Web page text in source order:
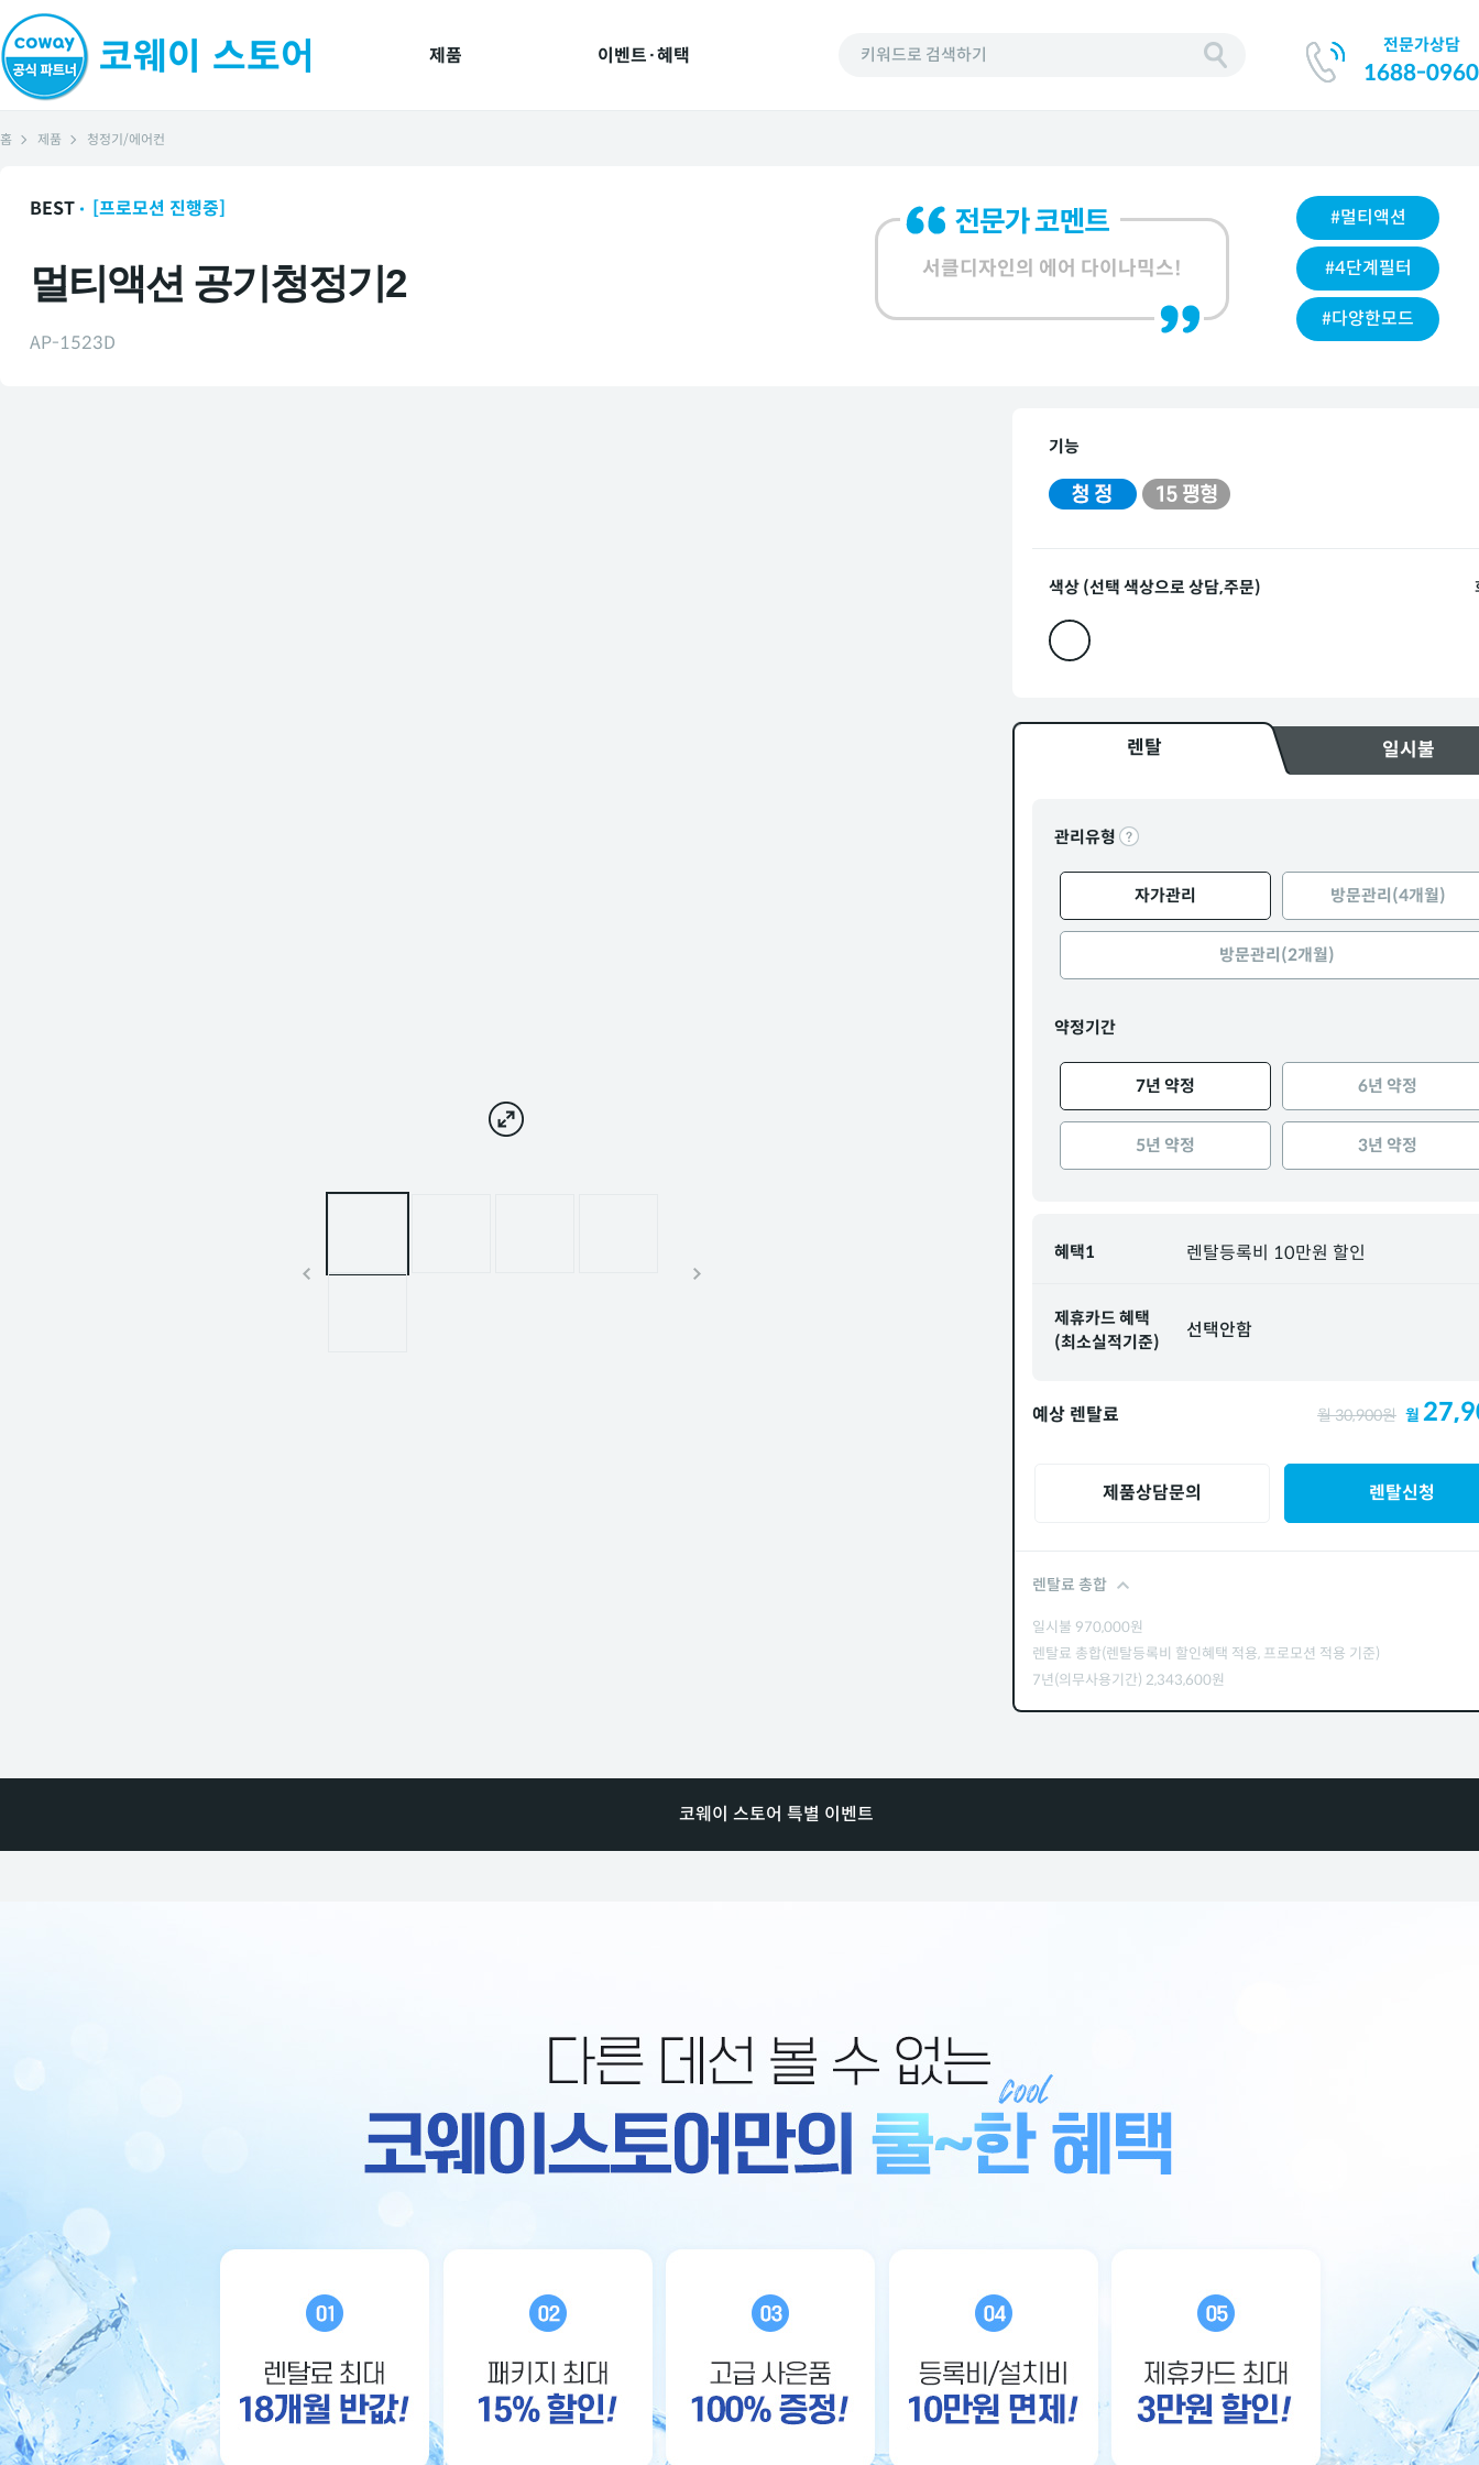
제품 이벤트·혜택 키워드로 검색하기 전문가상담
1688-0960
홈 제품 청정기/에어컨
BEST [프로모션 진행중]
멀티액션 공기청정기2
AP-1523D
서클디자인의 에어 다이나믹스!
#멀티액션
#4단계필터
#다양한모드
기능
색상 (선택 색상으로 상담,주문)
렌탈 일시불
관리유형
자가관리 방문관리(4개월)
방문관리(2개월)
약정기간
7년 약정 6년 약정
5년 약정 3년 약정
혜택1 렌탈등록비 10만원 할인
제휴카드 혜택
(최소실적기준)
선택안함
예상 렌탈료 월30,900원 월
제품상담문의 렌탈신청
렌탈료 총합
일시불 970,000원
렌탈료 총합(렌탈등록비 할인혜택 적용, 프로모션 적용 기준)
7년(의무사용기간) 2,343,600원
코웨이 스토어 특별 이벤트